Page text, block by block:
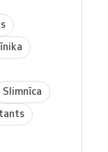
Slimnīca